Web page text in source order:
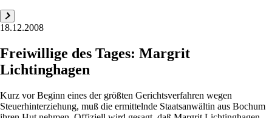
18.12.2008
Freiwillige des Tages: Margrit
Lichtinghagen
Kurz vor Beginn eines der größten Gerichtsverfahren wegen
Steuerhinterziehung, muß die ermittelnde Staatsanwältin aus Bochum